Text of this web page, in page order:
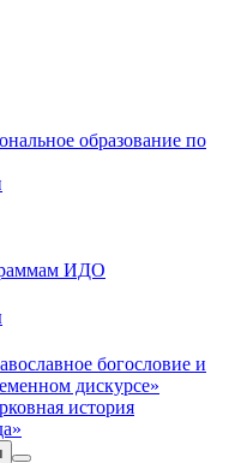
образование по
ИДО
богословие и
дискурсе»
история